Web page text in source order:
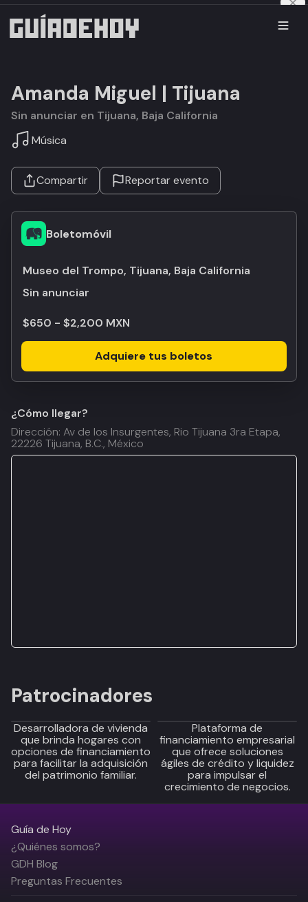
Amanda Miguel | Tijuana
Sin anunciar en Tijuana, Baja California
Música
Compartir Reportar evento
Boletomóvil
Museo del Trompo, Tijuana, Baja California
Sin anunciar
$650 - $2,200 MXN
Adquiere tus boletos
¿Cómo llegar?
Dirección: Av de los Insurgentes, Rio Tijuana 3ra Etapa,
22226 Tijuana, B.C., México
Patrocinadores
Desarrolladora de vivienda
que brinda hogares con
opciones de financiamiento
para facilitar la adquisición
del patrimonio familiar.
Plataforma de
financiamiento empresarial
que ofrece soluciones
ágiles de crédito y liquidez
para impulsar el
crecimiento de negocios.
Guía de Hoy
¿Quiénes somos?
GDH Blog
Preguntas Frecuentes